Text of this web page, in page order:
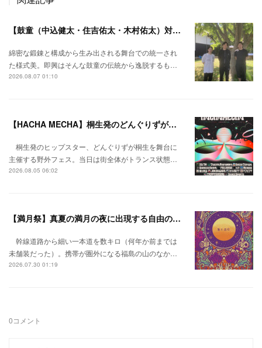
【鼓童（中込健太・住吉佑太・木村佑太）対談】即興で得られる新たな感覚。
綿密な鍛錬と構成から生み出される舞台での統一され
た様式美。即興はそんな鼓童の伝統から逸脱するも…
2026.08.07 01:10
【HACHA MECHA】桐生発のどんぐりずが桐生をハチャメチャに彩る。
桐生発のヒップスター、どんぐりずが桐生を舞台に
主催する野外フェス。当日は街全体がトランス状態…
2026.08.05 06:02
【満月祭】真夏の満月の夜に出現する自由の桃源郷。
幹線道路から細い一本道を数キロ（何年か前までは
未舗装だった）。携帯が圏外になる福島の山のなか…
2026.07.30 01:19
0コメント